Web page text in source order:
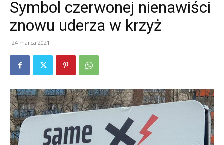
Symbol czerwonej nienawiści
znowu uderza w krzyż
24 marca 2021